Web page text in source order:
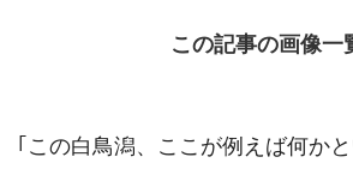
この記事の画像一
｢この白鳥潟、ここが例えば何か